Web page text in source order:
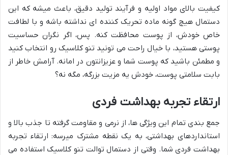
کیفیت بالای مواد اولیه و فرآیند تولید دقیق، باعث میشه که این
دستمال هیچ گونه ماده تحریک کننده ای نداشته باشه و با لطافت
خاص خودش، از پوست محافظت کنه. پس، اگر نگران حساسیت
پوستی هستید، با خیال راحت می تونید تنو کلاسیک رو انتخاب کنید
و مطمئن باشید که پوست شما و عزیزانتون در امانه. آرامش خاطر از
بابت سلامتی پوست، خودش یه مزیت بزرگه، مگه نه؟
ارتقاء تجربه بهداشت فردی
جمع بندی تمام این ویژگی ها، از نرمی و مقاومت گرفته تا جذب بالا و
استانداردهای بهداشتی، به یک نقطه مشترک میرسه: ارتقاء تجربه
بهداشت فردی شما. وقتی از دستمال توالت تنو کلاسیک استفاده می